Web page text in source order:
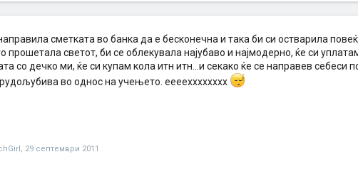
сметката во банка да е бесконечна и така би си остварила
прошетала светот, би се облекувала најубаво и најмодерно, ќе си
со дечко ми, ќе си купам кола итн итн...и секако ќе се направев себеси
во однос на учењето. еееехххххххх
, 29 септември 2011